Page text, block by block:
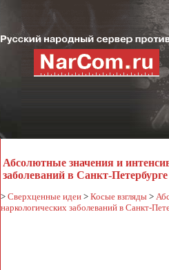
Абсолютные значения и
заболеваний в Санкт-
> Сверхценные идеи > Косые взгляды >
наркологических заболеваний в Санкт-